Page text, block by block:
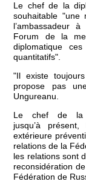
Le chef de la
souhaitable "une
l’ambassadeur
Forum de la
diplomatique
quantitatifs".
"Il existe
propose pas
Ungureanu.
Le chef de la
jusqu’à
extérieure
relations de la
les relations sont
reconsidération
Fédération de